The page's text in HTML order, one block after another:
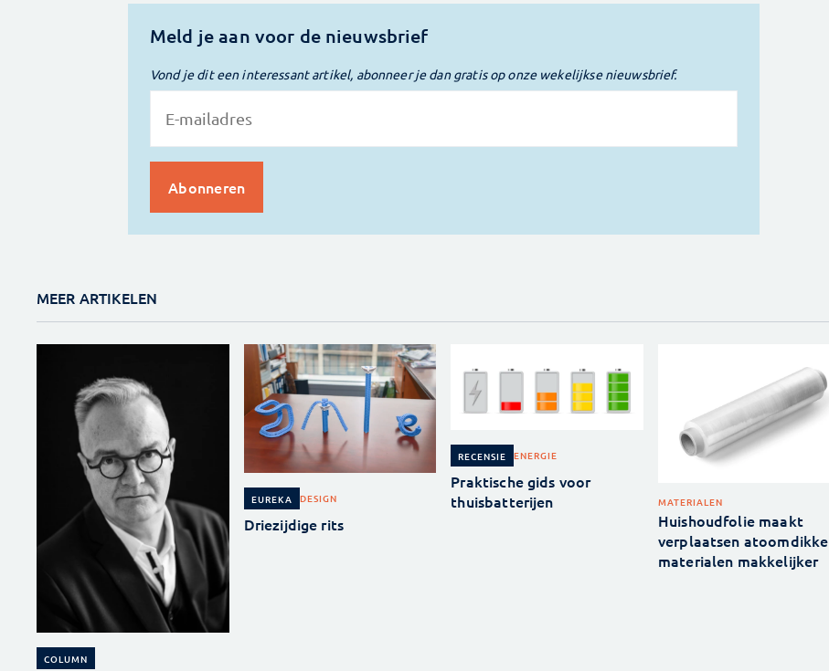
Meld je aan voor de nieuwsbrief
Vond je dit een interessant artikel, abonneer je dan gratis op onze wekelijkse nieuwsbrief.
MEER ARTIKELEN
COLUMN
EUREKA DESIGN
Driezijdige rits
RECENSIE ENERGIE
Praktische gids voor
thuisbatterijen
MATERIALEN
Huishoudfolie maakt
verplaatsen atoomdikke
materialen makkelijker